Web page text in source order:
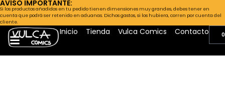
AVISO IMPORTANTE:
Si los productos añadidos en tu pedido tienen dimensiones muy grandes, debes tener en
cuenta que podrá ser retenido en aduanas. Dichos gastos, si los hubiera, corren por cuenta del
cliente.
Inicio Tienda Vulca Comics Contacto